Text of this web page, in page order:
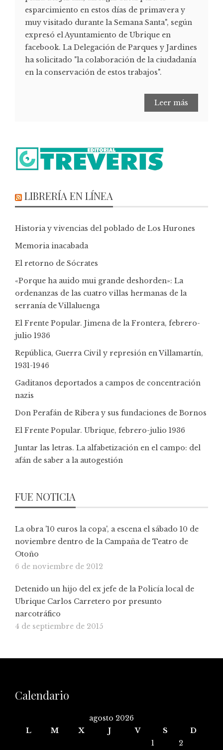
esparcimiento en estos días de primavera y
muy visitado durante la Semana Santa", según
expresó el Ayuntamiento de Ubrique en
facebook. La Delegación de Parques y Jardines
ha solicitado "la colaboración de la ciudadanía
en la conservación de estos trabajos".
Leer más
LIBRERÍA EN LÍNEA
Historia y vivencias del poblado de Los Hurones
Memoria inacabada
El retorno de Sócrates
«Porque ha auido mui grande deshorden»: La
ordenanzas de las cuatro villas hermanas de la
serranía de Villaluenga
El Frente Popular. Jimena de la Frontera, febrero-
julio 1936
República, Guerra Civil y represión en Villamartín,
1931-1946
Gaditanos deportados a campos de concentración
nazis
Don Perafán de Ribera y sus fundaciones de Bornos
El Frente Popular. Ubrique, febrero-julio 1936
Juntar las letras. La alfabetización en el campo: del
afán de saber a la autogestión
FUE NOTICIA
La obra '10 euros la copa', a escena el sábado 10 de
noviembre dentro de la Campaña de Teatro de
Otoño
6 de noviembre de 2012
Detenido un hijo del ex jefe de la Policía local de
Ubrique Carlos Carretero por presunto
narcotráfico
4 de septiembre de 2015
Calendario
agosto 2026
L
M X J V S
D
1
2